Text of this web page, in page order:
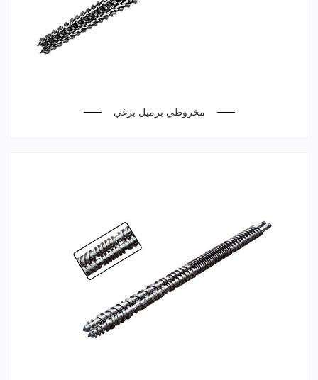
مخروطي برميل برغي